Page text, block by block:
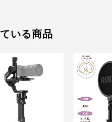
いる商品